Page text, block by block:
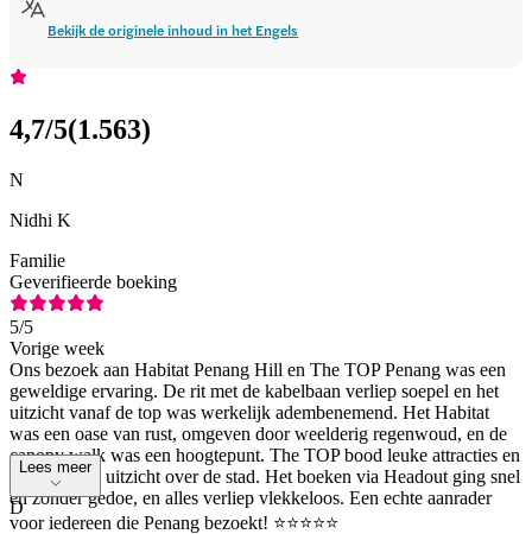
Bekijk de originele inhoud in het Engels
4,7/5(1.563)
N
Nidhi K
Familie
Geverifieerde boeking
5/5
Vorige week
Ons bezoek aan Habitat Penang Hill en The TOP Penang was een
geweldige ervaring. De rit met de kabelbaan verliep soepel en het
uitzicht vanaf de top was werkelijk adembenemend. Het Habitat
was een oase van rust, omgeven door weelderig regenwoud, en de
canopy walk was een hoogtepunt. The TOP bood leuke attracties en
een prachtig uitzicht over de stad. Het boeken via Headout ging snel
en zonder gedoe, en alles verliep vlekkeloos. Een echte aanrader
voor iedereen die Penang bezoekt! ⭐⭐⭐⭐⭐
Lees meer
D